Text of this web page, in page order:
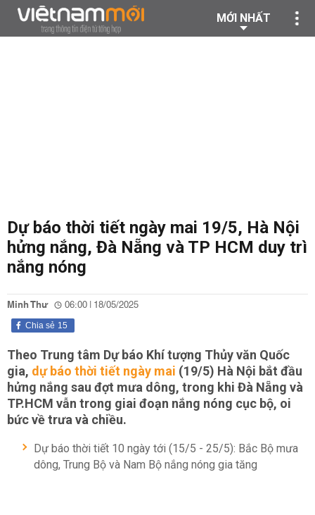
MỚI NHẤT
Dự báo thời tiết ngày mai 19/5, Hà Nội
hửng nắng, Đà Nẵng và TP HCM duy trì
nắng nóng
Minh Thư 06:00 | 18/05/2025
15
Chia sẻ
Theo Trung tâm Dự báo Khí tượng Thủy văn Quốc
gia, dự báo thời tiết ngày mai (19/5) Hà Nội bắt đầu
hửng nắng sau đợt mưa dông, trong khi Đà Nẵng và
TP.HCM vẫn trong giai đoạn nắng nóng cục bộ, oi
bức về trưa và chiều.
Dự báo thời tiết 10 ngày tới (15/5 - 25/5): Bắc Bộ mưa
dông, Trung Bộ và Nam Bộ nắng nóng gia tăng